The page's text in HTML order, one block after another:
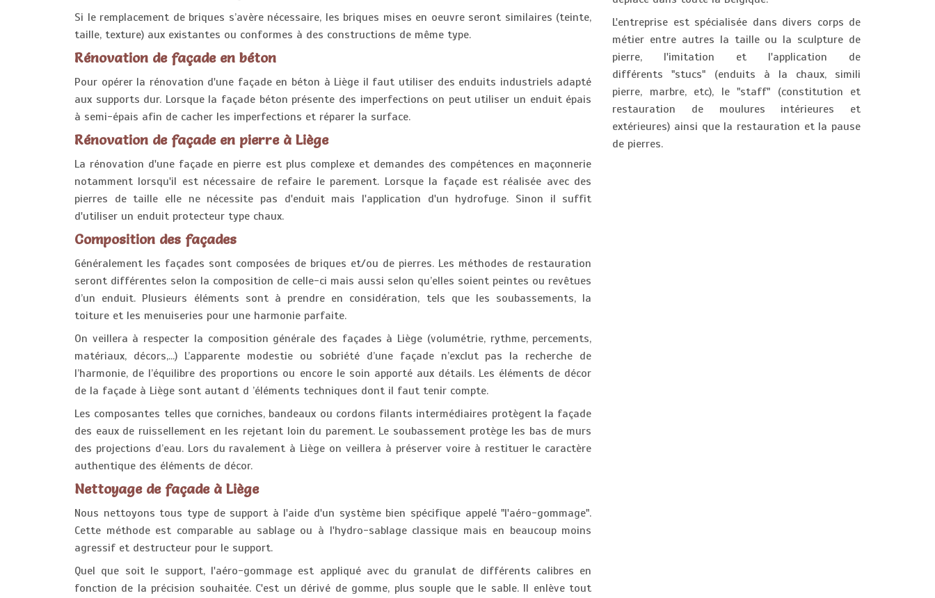
Si le remplacement de briques s’avère nécessaire, les briques mises en oeuvre seront similaires (teinte,
taille, texture) aux existantes ou conformes à des constructions de même type.
Rénovation de façade en béton
Pour opérer la rénovation d'une façade en béton à Liège il faut utiliser des enduits industriels adapté
aux supports dur. Lorsque la façade béton présente des imperfections on peut utiliser un enduit épais
à semi-épais afin de cacher les imperfections et réparer la surface.
Rénovation de façade en pierre à Liège
La rénovation d'une façade en pierre est plus complexe et demandes des compétences en maçonnerie
notamment lorsqu'il est nécessaire de refaire le parement. Lorsque la façade est réalisée avec des
pierres de taille elle ne nécessite pas d'enduit mais l'application d'un hydrofuge. Sinon il suffit
d'utiliser un enduit protecteur type chaux.
Composition des façades
Généralement les façades sont composées de briques et/ou de pierres. Les méthodes de restauration
seront différentes selon la composition de celle-ci mais aussi selon qu’elles soient peintes ou revêtues
d’un enduit. Plusieurs éléments sont à prendre en considération, tels que les soubassements, la
toiture et les menuiseries pour une harmonie parfaite.
On veillera à respecter la composition générale des façades à Liège (volumétrie, rythme, percements,
matériaux, décors,...) L’apparente modestie ou sobriété d’une façade n’exclut pas la recherche de
l’harmonie, de l’équilibre des proportions ou encore le soin apporté aux détails. Les éléments de décor
de la façade à Liège sont autant d ’éléments techniques dont il faut tenir compte.
Les composantes telles que corniches, bandeaux ou cordons filants intermédiaires protègent la façade
des eaux de ruissellement en les rejetant loin du parement. Le soubassement protège les bas de murs
des projections d’eau. Lors du ravalement à Liège on veillera à préserver voire à restituer le caractère
authentique des éléments de décor.
Nettoyage de façade à Liège
Nous nettoyons tous type de support à l'aide d'un système bien spécifique appelé "l'aéro-gommage".
Cette méthode est comparable au sablage ou à l'hydro-sablage classique mais en beaucoup moins
agressif et destructeur pour le support.
Quel que soit le support, l'aéro-gommage est appliqué avec du granulat de différents calibres en
fonction de la précision souhaitée. C'est un dérivé de gomme, plus souple que le sable. Il enlève tout
L'entreprise est spécialisée dans divers corps de
métier entre autres la taille ou la sculpture de
pierre, l'imitation et l'application de
différents "stucs" (enduits à la chaux, simili
pierre, marbre, etc), le "staff" (constitution et
restauration de moulures intérieures et
extérieures) ainsi que la restauration et la pause
de pierres.